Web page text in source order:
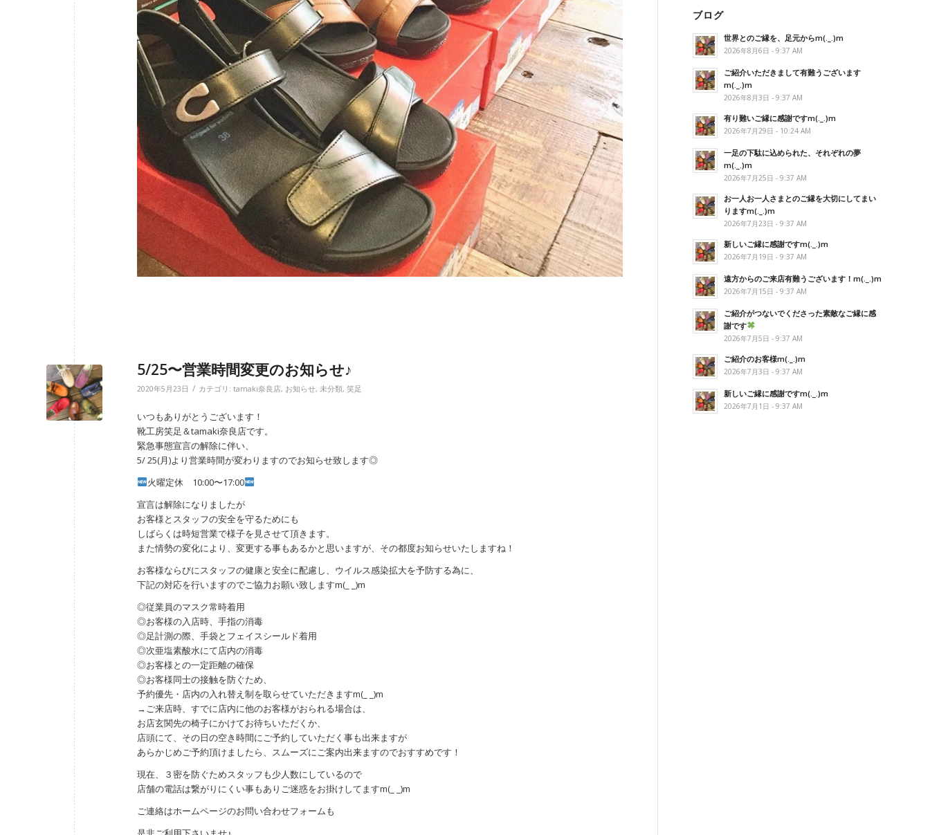
5/25〜営業時間変更のお知らせ♪
2020年5月23日 / カテゴリ: tamaki奈良店, お知らせ, 未分類, 笑足
いつもありがとうございます！
靴工房笑足＆tamaki奈良店です。
緊急事態宣言の解除に伴い、
5/ 25(月)より営業時間が変わりますのでお知らせ致します◎
火曜定休 10:00〜17:00
宣言は解除になりましたが
お客様とスタッフの安全を守るためにも
しばらくは時短営業で様子を見させて頂きます。
また情勢の変化により、変更する事もあるかと思いますが、その都度お知らせいたしますね！
お客様ならびにスタッフの健康と安全に配慮し、ウイルス感染拡大を予防する為に、
下記の対応を行いますのでご協力お願い致しますm(_ _)m
◎従業員のマスク常時着用
◎お客様の入店時、手指の消毒
◎足計測の際、手袋とフェイスシールド着用
◎次亜塩素酸水にて店内の消毒
◎お客様との一定距離の確保
◎お客様同士の接触を防ぐため、
予約優先・店内の入れ替え制を取らせていただきますm(_ _)m
→ご来店時、すでに店内に他のお客様がおられる場合は、
お店玄関先の椅子にかけてお待ちいただくか、
店頭にて、その日の空き時間にご予約していただく事も出来ますが
あらかじめご予約頂けましたら、スムーズにご案内出来ますのでおすすめです！
現在、３密を防ぐためスタッフも少人数にしているので
店舗の電話は繋がりにくい事もありご迷惑をお掛けしてますm(_ _)m
ご連絡はホームページのお問い合わせフォームも
ブログ
世界とのご縁を、足元からm(._.)m
2026年8月6日 - 9:37 AM
ご紹介いただきまして有難うございます
m(._.)m
2026年8月3日 - 9:37 AM
有り難いご縁に感謝ですm(._.)m
2026年7月29日 - 10:24 AM
一足の下駄に込められた、それぞれの夢
m(._.)m
2026年7月25日 - 9:37 AM
お一人お一人さまとのご縁を大切にしてまい
りますm(._.)m
2026年7月23日 - 9:37 AM
新しいご縁に感謝ですm(._.)m
2026年7月19日 - 9:37 AM
遠方からのご来店有難うございます！m(._.)m
2026年7月15日 - 9:37 AM
ご紹介がつないでくださった素敵なご縁に感
謝です
2026年7月5日 - 9:37 AM
ご紹介のお客様m(._.)m
2026年7月3日 - 9:37 AM
新しいご縁に感謝ですm(._.)m
2026年7月1日 - 9:37 AM